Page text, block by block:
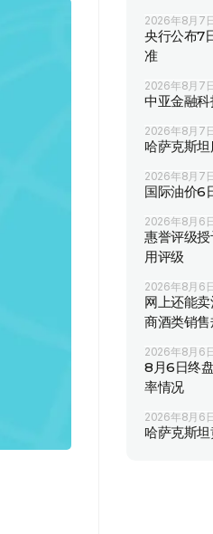
2026年8月7
央行公布7
准
2026年8月7
中亚金融
2026年8月7
哈萨克斯
2026年8月7
国际油价6
2026年8月6
惠誉评级
用评级
2026年8月6
网上还能
商酒类销售
2026年8月6
8月6日终
率情况
2026年8月6
哈萨克斯